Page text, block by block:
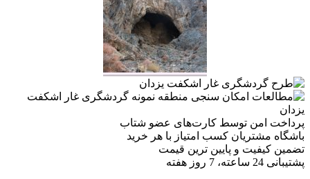
پرداخت امن توسط کارت‌های عضو شتاب
باشگاه مشتریان کسب امتیاز با هر خرید
تضمین کیفیت و پایین ترین قیمت
پشتیبانی 24 ساعته، 7 روز هفته